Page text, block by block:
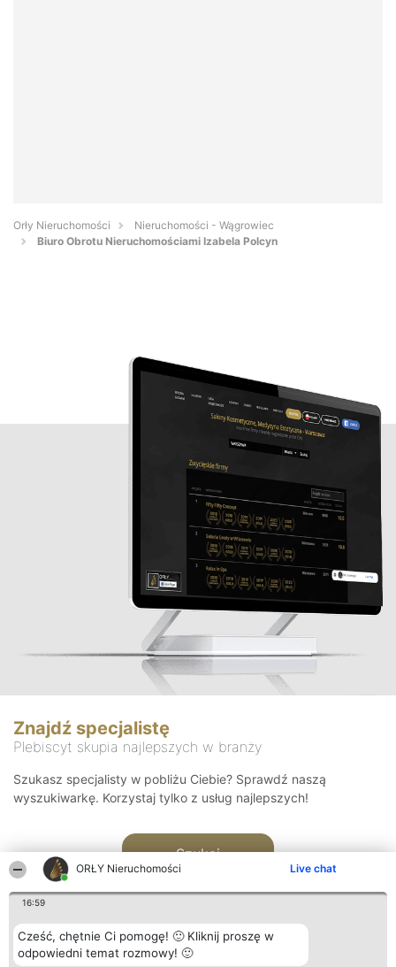
ORŁY Nieruchomości Live chat
16:59
Cześć, chętnie Ci pomogę! 🙂 Kliknij proszę w
odpowiedni temat rozmowy! 🙂
Orły Nieruchomości
Nieruchomości - Wągrowiec
Biuro Obrotu Nieruchomościami Izabela Polcyn
Znajdź specjalistę
Plebiscyt skupia najlepszych w branży
Szukasz specjalisty w pobliżu Ciebie? Sprawdź naszą
wyszukiwarkę. Korzystaj tylko z usług najlepszych!
Szukaj